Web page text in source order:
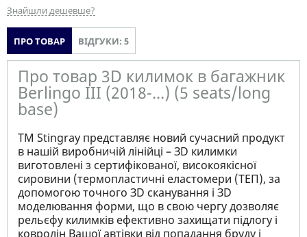
Знайшли дешевше?
ПРО ТОВАР ВІДГУКИ: 5
Про товар 3D килимок в багажник
Berlingo III (2018-...) (5 seats/long
base)
ТМ Stingray представляє новий сучасний продукт
в нашій виробничій лінійці – ЗD килимки
виготовлені з сертифікованої, високоякісної
сировини (термопластичні еластомери (ТЕП), за
допомогою точного ЗD сканування і ЗD
моделювання форми, що в свою чергу дозволяє
рельєфу килимків ефективно захищати підлогу і
ковролін Вашої автівки від попадання бруду і